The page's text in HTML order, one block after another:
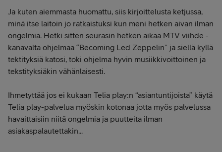
Ja kuten aiemmasta huomattu, siis kirjoittelusta ketjussa,
minä itse laitoin jo ratkaistuksi kun meni hetken aivan ilman
ongelmia. Hetki sitten seurasin hetken aikaa MTV viihde -
kanavalta ohjelmaa “Becoming Led Zeppelin” ja siellä kyllä
tektityksiä katosi, toki ohjelma hyvin musiikkivoittoinen ja
tekstityksiäkin vähänlaisesti.
Ihmetyttää jos ei kukaan Telia play:n “asiantuntijoista” käytä
Telia play-palvelua myöskin kotonaa jotta myös palvelussa
havaittaisiin niitä ongelmia ja puutteita ilman
asiakaspalautettakin...